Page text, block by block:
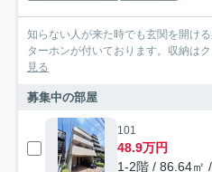
知らない人が来た時でも玄関を開け
ターホンが付いております。収納は
見る
募集中の部屋
101
48.9万円
1-2階 / 86.64㎡